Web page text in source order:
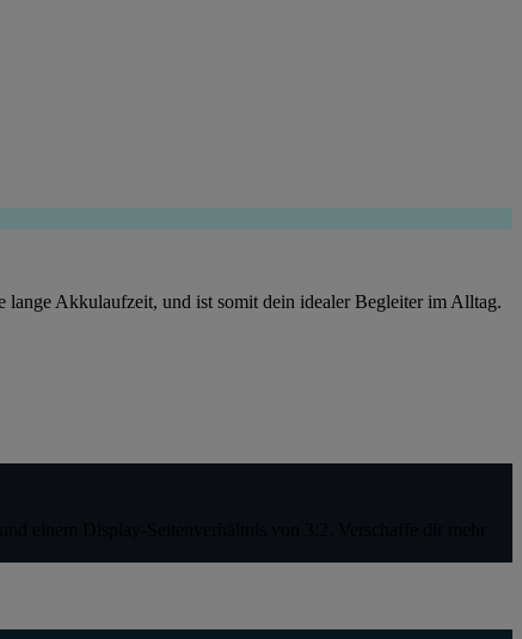
Akkulaufzeit, und ist somit dein idealer Begleiter im Alltag.